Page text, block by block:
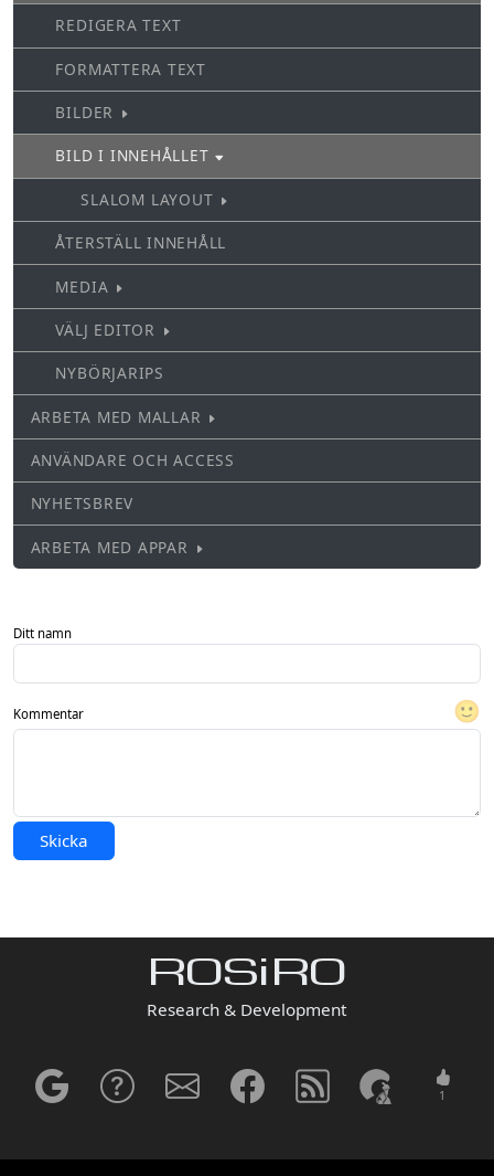
REDIGERA TEXT
FORMATTERA TEXT
BILDER
BILD I INNEHÅLLET
SLALOM LAYOUT
ÅTERSTÄLL INNEHÅLL
MEDIA
VÄLJ EDITOR
NYBÖRJARIPS
ARBETA MED MALLAR
ANVÄNDARE OCH ACCESS
NYHETSBREV
ARBETA MED APPAR
Ditt namn
Kommentar 🙂
Skicka
ROSiRO
Research & Development
1